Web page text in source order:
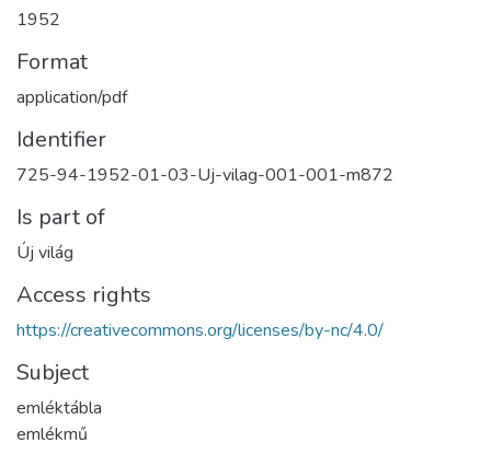
1952
Format
application/pdf
Identifier
725-94-1952-01-03-Uj-vilag-001-001-m872
Is part of
Új világ
Access rights
https://creativecommons.org/licenses/by-nc/4.0/
Subject
emléktábla
emlékmű